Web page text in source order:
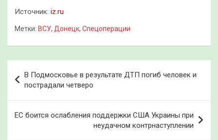
Источник: iz.ru
Метки: ВСУ, Донецк, Спецоперации
по
записям
В Подмосковье в результате ДТП погиб человек и
пострадали четверо
ЕС боится ослабления поддержки США Украины при
неудачном контрнаступлении